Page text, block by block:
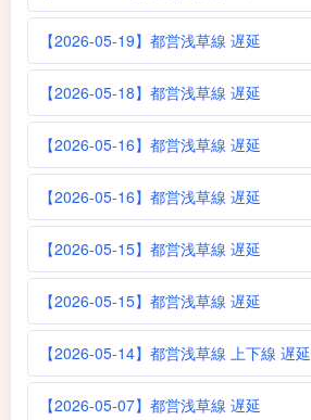
【2026-05-19】都営浅草線 遅延
【2026-05-18】都営浅草線 遅延
【2026-05-16】都営浅草線 遅延
【2026-05-16】都営浅草線 遅延
【2026-05-15】都営浅草線 遅延
【2026-05-15】都営浅草線 遅延
【2026-05-14】都営浅草線 上下線 遅延
【2026-05-07】都営浅草線 遅延